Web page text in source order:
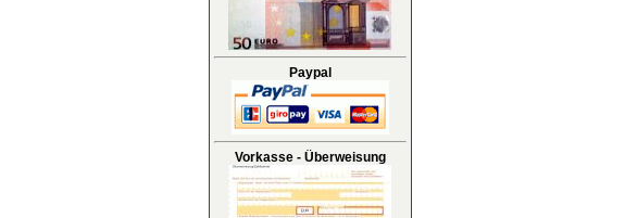
Paypal
Vorkasse - Überweisung